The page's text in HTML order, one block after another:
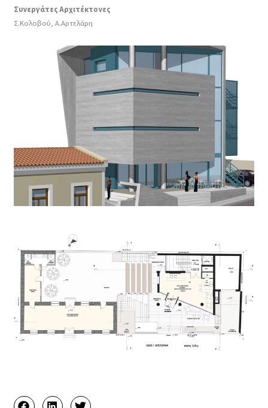
Συνεργάτες Αρχιτέκτονες
Σ.Κολοβού, Α.Αρτελάρη